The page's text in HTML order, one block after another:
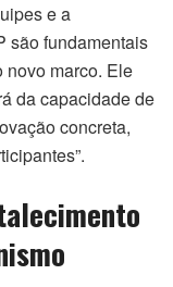
e a
são fundamentais
novo marco. Ele
da capacidade de
concreta,